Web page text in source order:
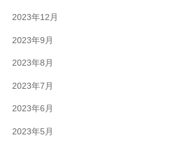
2023年12月
2023年9月
2023年8月
2023年7月
2023年6月
2023年5月